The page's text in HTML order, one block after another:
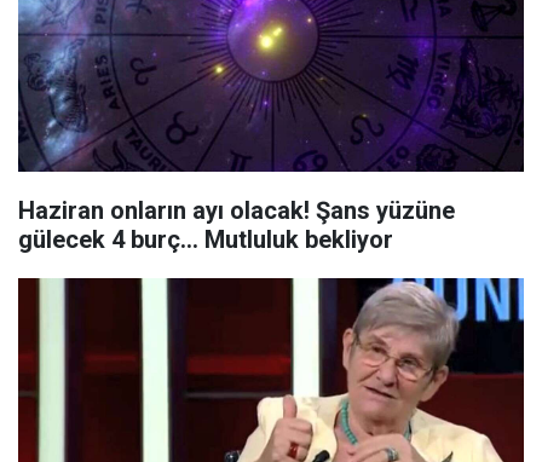
Haziran onların ayı olacak! Şans yüzüne
gülecek 4 burç... Mutluluk bekliyor